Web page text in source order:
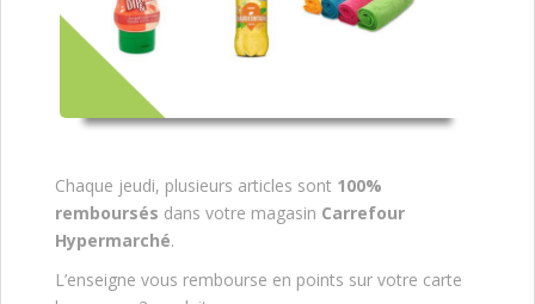
Chaque jeudi, plusieurs articles sont 100%
remboursés dans votre magasin Carrefour
Hypermarché.
L’enseigne vous rembourse en points sur votre carte